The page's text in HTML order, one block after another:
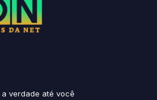
verdade até você